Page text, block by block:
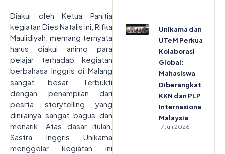
Diakui oleh Ketua Panitia
kegiatan Dies Natalis ini, Rifka
Maulidiyah, memang ternyata
harus diakui animo para
pelajar terhadap kegiatan
berbahasa Inggris di Malang
sangat besar. Terbukti
dengan penampilan dari
pesrta storytelling yang
dinilainya sangat bagus dan
menarik. Atas dasar itulah,
Sastra Inggris Unikama
menggelar kegiatan ini
Unikama dan
UTeM Perkuat
Kolaborasi
Global:
Mahasiswa
Diberangkatkan
KKN dan PLP
Internasional di
Malaysia
17 Juli 2026